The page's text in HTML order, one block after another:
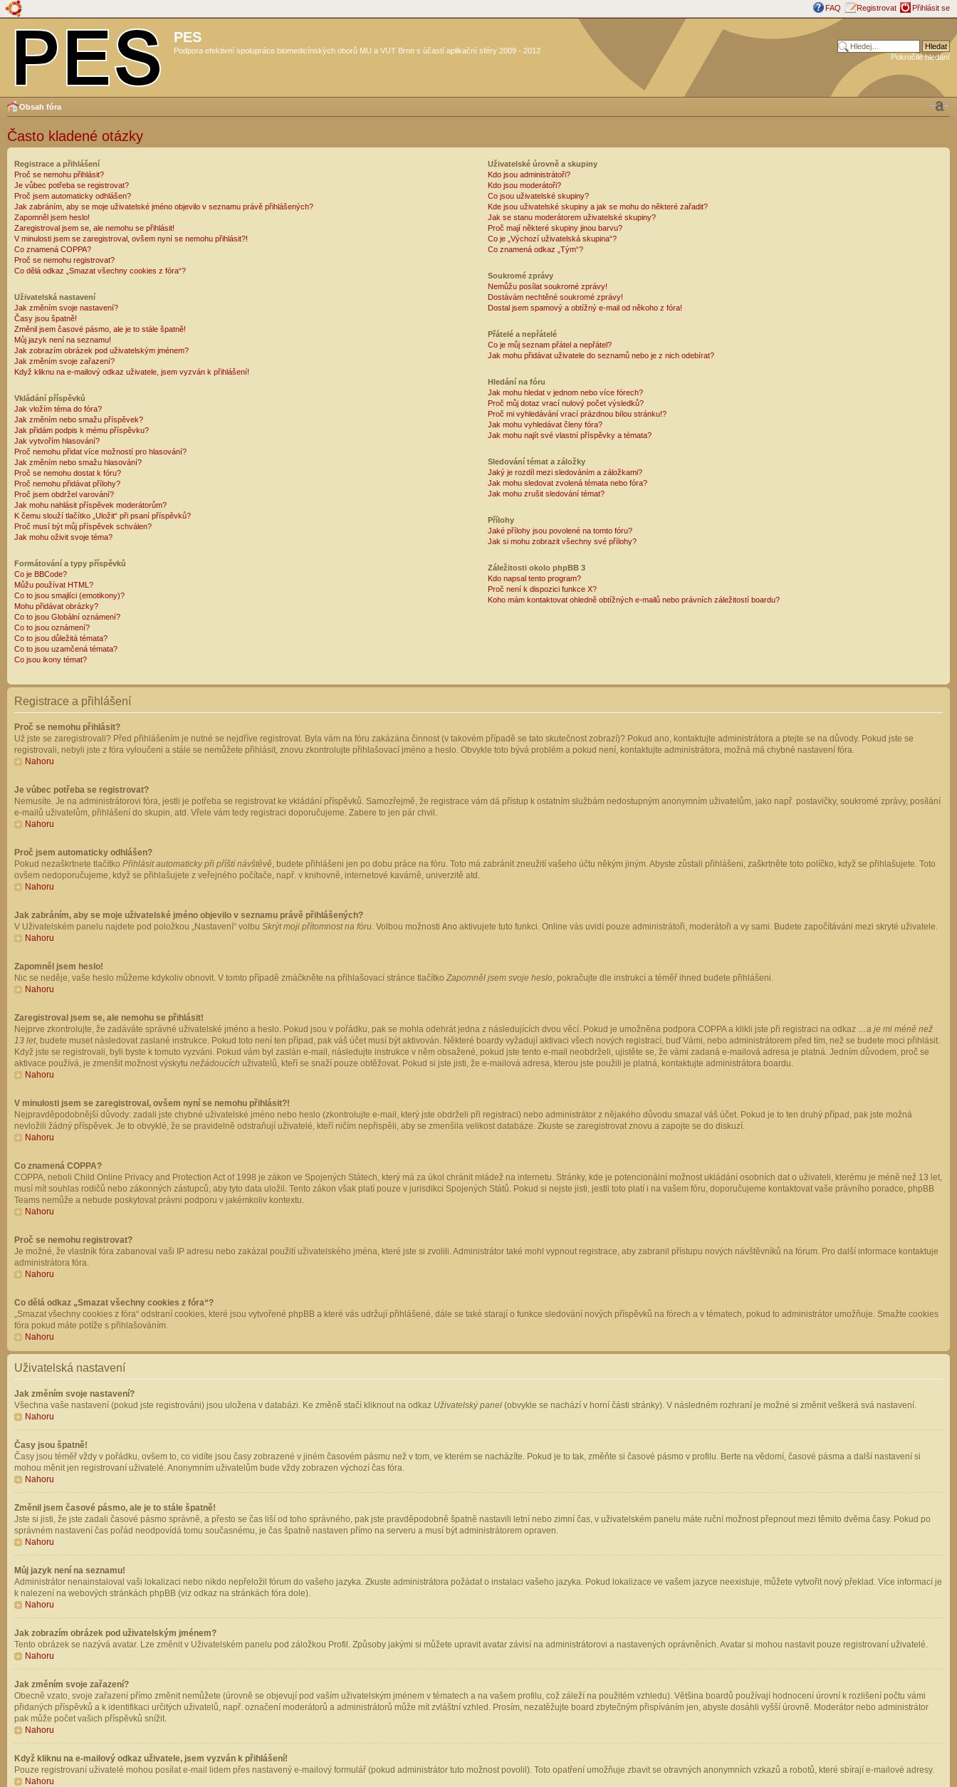
FAQ Registrovat Přihlásit se
PES
Podpora efektivní spolupráce biomedicínských oborů MU a VUT Brno s účastí aplikační sféry 2009 - 2012
Pokročilé hledání
Obsah fóra
Často kladené otázky
Registrace a přihlášení
Proč se nemohu přihlásit?
Je vůbec potřeba se registrovat?
Proč jsem automaticky odhlášen?
Jak zabráním, aby se moje uživatelské jméno objevilo v seznamu právě přihlášených?
Zapomněl jsem heslo!
Zaregistroval jsem se, ale nemohu se přihlásit!
V minulosti jsem se zaregistroval, ovšem nyní se nemohu přihlásit?!
Co znamená COPPA?
Proč se nemohu registrovat?
Co dělá odkaz „Smazat všechny cookies z fóra“?
Uživatelská nastavení
Jak změním svoje nastavení?
Časy jsou špatně!
Změnil jsem časové pásmo, ale je to stále špatně!
Můj jazyk není na seznamu!
Jak zobrazím obrázek pod uživatelským jménem?
Jak změním svoje zařazení?
Když kliknu na e-mailový odkaz uživatele, jsem vyzván k přihlášení!
Vkládání příspěvků
Jak vložím téma do fóra?
Jak změním nebo smažu příspěvek?
Jak přidám podpis k mému příspěvku?
Jak vytvořím hlasování?
Proč nemohu přidat více možností pro hlasování?
Jak změním nebo smažu hlasování?
Proč se nemohu dostat k fóru?
Proč nemohu přidávat přílohy?
Proč jsem obdržel varování?
Jak mohu nahlásit příspěvek moderátorům?
K čemu slouží tlačítko „Uložit“ při psaní příspěvků?
Proč musí být můj příspěvek schválen?
Jak mohu oživit svoje téma?
Formátování a typy příspěvků
Co je BBCode?
Můžu používat HTML?
Co to jsou smajlíci (emotikony)?
Mohu přidávat obrázky?
Co to jsou Globální oznámení?
Co to jsou oznámení?
Co to jsou důležitá témata?
Co to jsou uzamčená témata?
Co jsou ikony témat?
Uživatelské úrovně a skupiny
Kdo jsou administrátoři?
Kdo jsou moderátoři?
Co jsou uživatelské skupiny?
Kde jsou uživatelské skupiny a jak se mohu do některé zařadit?
Jak se stanu moderátorem uživatelské skupiny?
Proč mají některé skupiny jinou barvu?
Co je „Výchozí uživatelská skupina“?
Co znamená odkaz „Tým“?
Soukromé zprávy
Nemůžu posílat soukromé zprávy!
Dostávám nechtěné soukromé zprávy!
Dostal jsem spamový a obtížný e-mail od někoho z fóra!
Přátelé a nepřátelé
Co je můj seznam přátel a nepřátel?
Jak mohu přidávat uživatele do seznamů nebo je z nich odebírat?
Hledání na fóru
Jak mohu hledat v jednom nebo více fórech?
Proč můj dotaz vrací nulový počet výsledků?
Proč mi vyhledávání vrací prázdnou bílou stránku!?
Jak mohu vyhledávat členy fóra?
Jak mohu najít své vlastní příspěvky a témata?
Sledování témat a záložky
Jaký je rozdíl mezi sledováním a záložkami?
Jak mohu sledovat zvolená témata nebo fóra?
Jak mohu zrušit sledování témat?
Přílohy
Jaké přílohy jsou povolené na tomto fóru?
Jak si mohu zobrazit všechny své přílohy?
Záležitosti okolo phpBB 3
Kdo napsal tento program?
Proč není k dispozici funkce X?
Koho mám kontaktovat ohledně obtížných e-mailů nebo právních záležitostí boardu?
Registrace a přihlášení
Proč se nemohu přihlásit?
Už jste se zaregistrovali? Před přihlášením je nutné se nejdříve registrovat. Byla vám na fóru zakázána činnost (v takovém případě se tato skutečnost zobrazí)? Pokud ano, kontaktujte administrátora a ptejte se na důvody. Pokud jste se
registrovali, nebyli jste z fóra vyloučeni a stále se nemůžete přihlásit, znovu zkontrolujte přihlašovací jméno a heslo. Obvykle toto bývá problém a pokud není, kontaktujte administrátora, možná má chybné nastavení fóra.
Nahoru
Je vůbec potřeba se registrovat?
Nemusíte. Je na administrátorovi fóra, jestli je potřeba se registrovat ke vkládání příspěvků. Samozřejmě, že registrace vám dá přístup k ostatním službám nedostupným anonymním uživatelům, jako např. postavičky, soukromé zprávy, posílání
e-mailů uživatelům, přihlášení do skupin, atd. Vřele vám tedy registraci doporučujeme. Zabere to jen pár chvil.
Nahoru
Proč jsem automaticky odhlášen?
Pokud nezaškrtnete tlačítko Přihlásit automaticky při příští návštěvě, budete přihlášeni jen po dobu práce na fóru. Toto má zabránit zneužití vašeho účtu někým jiným. Abyste zůstali přihlášeni, zaškrtněte toto políčko, když se přihlašujete. Toto
ovšem nedoporučujeme, když se přihlašujete z veřejného počítače, např. v knihovně, internetové kavárně, univerzitě atd.
Nahoru
Jak zabráním, aby se moje uživatelské jméno objevilo v seznamu právě přihlášených?
V Uživatelském panelu najdete pod položkou „Nastavení“ volbu Skrýt moji přítomnost na fóru. Volbou možnosti Ano aktivujete tuto funkci. Online vás uvidí pouze administrátoři, moderátoři a vy sami. Budete započítáváni mezi skryté uživatele.
Nahoru
Zapomněl jsem heslo!
Nic se neděje, vaše heslo můžeme kdykoliv obnovit. V tomto případě zmáčkněte na přihlašovací stránce tlačítko Zapomněl jsem svoje heslo, pokračujte dle instrukcí a téměř ihned budete přihlášeni.
Nahoru
Zaregistroval jsem se, ale nemohu se přihlásit!
Nejprve zkontrolujte, že zadáváte správné uživatelské jméno a heslo. Pokud jsou v pořádku, pak se mohla odehrát jedna z následujících dvou věcí. Pokud je umožněna podpora COPPA a klikli jste při registraci na odkaz …a je mi méně než
13 let, budete muset následovat zaslané instrukce. Pokud toto není ten případ, pak váš účet musí být aktivován. Některé boardy vyžadují aktivaci všech nových registrací, buď Vámi, nebo administrátorem před tím, než se budete moci přihlásit.
Když jste se registrovali, byli byste k tomuto vyzváni. Pokud vám byl zaslán e-mail, následujte instrukce v něm obsažené, pokud jste tento e-mail neobdrželi, ujistěte se, že vámi zadaná e-mailová adresa je platná. Jedním důvodem, proč se
aktivace používá, je zmenšit možnost výskytu nežádoucích uživatelů, kteří se snaží pouze obtěžovat. Pokud si jste jisti, že e-mailová adresa, kterou jste použili je platná, kontaktujte administrátora boardu.
Nahoru
V minulosti jsem se zaregistroval, ovšem nyní se nemohu přihlásit?!
Nejpravděpodobnější důvody: zadali jste chybné uživatelské jméno nebo heslo (zkontrolujte e-mail, který jste obdrželi při registraci) nebo administrátor z nějakého důvodu smazal váš účet. Pokud je to ten druhý případ, pak jste možná
nevložili žádný příspěvek. Je to obvyklé, že se pravidelně odstraňují uživatelé, kteří ničím nepřispěli, aby se zmenšila velikost databáze. Zkuste se zaregistrovat znovu a zapojte se do diskuzí.
Nahoru
Co znamená COPPA?
COPPA, neboli Child Online Privacy and Protection Act of 1998 je zákon ve Spojených Státech, který má za úkol chránit mládež na internetu. Stránky, kde je potencionální možnost ukládání osobních dat o uživateli, kterému je méně než 13 let,
musí mít souhlas rodičů nebo zákonných zástupců, aby tyto data uložil. Tento zákon však platí pouze v jurisdikci Spojených Států. Pokud si nejste jisti, jestli toto platí i na vašem fóru, doporučujeme kontaktovat vaše právního poradce, phpBB
Teams nemůže a nebude poskytovat právni podporu v jakémkoliv kontextu.
Nahoru
Proč se nemohu registrovat?
Je možné, že vlastník fóra zabanoval vaši IP adresu nebo zakázal použití uživatelského jména, které jste si zvolili. Administrátor také mohl vypnout registrace, aby zabranil přístupu nových návštěvníků na fórum. Pro další informace kontaktuje
administrátora fóra.
Nahoru
Co dělá odkaz „Smazat všechny cookies z fóra“?
„Smazat všechny cookies z fóra“ odstraní cookies, které jsou vytvořené phpBB a které vás udržují přihlášené, dále se také starají o funkce sledování nových příspěvků na fórech a v tématech, pokud to administrátor umožňuje. Smažte cookies
fóra pokud máte potíže s přihlašováním.
Nahoru
Uživatelská nastavení
Jak změním svoje nastavení?
Všechna vaše nastavení (pokud jste registrováni) jsou uložena v databázi. Ke změně stačí kliknout na odkaz Uživatelský panel (obvykle se nachází v horní části stránky). V následném rozhraní je možné si změnit veškerá svá nastavení.
Nahoru
Časy jsou špatně!
Časy jsou téměř vždy v pořádku, ovšem to, co vidíte jsou časy zobrazené v jiném časovém pásmu než v tom, ve kterém se nacházíte. Pokud je to tak, změňte si časové pásmo v profilu. Berte na vědomí, časové pásma a další nastavení si
mohou měnit jen registrovaní uživatelé. Anonymním uživatelům bude vždy zobrazen výchozí čas fóra.
Nahoru
Změnil jsem časové pásmo, ale je to stále špatně!
Jste si jisti, že jste zadali časové pásmo správně, a přesto se čas liší od toho správného, pak jste pravděpodobně špatně nastavili letní nebo zimní čas, v uživatelském panelu máte ruční možnost přepnout mezi těmito dvěma časy. Pokud po
správném nastavení čas pořád neodpovídá tomu současnému, je čas špatně nastaven přímo na serveru a musí být administrátorem opraven.
Nahoru
Můj jazyk není na seznamu!
Administrátor nenainstaloval vaši lokalizaci nebo nikdo nepřeložil fórum do vašeho jazyka. Zkuste administrátora požádat o instalaci vašeho jazyka. Pokud lokalizace ve vašem jazyce neexistuje, můžete vytvořit nový překlad. Více informací je
k nalezení na webových stránkách phpBB (viz odkaz na stránkách fóra dole).
Nahoru
Jak zobrazím obrázek pod uživatelským jménem?
Tento obrázek se nazývá avatar. Lze změnit v Uživatelském panelu pod záložkou Profil. Způsoby jakými si můžete upravit avatar závisí na administrátorovi a nastavených oprávněních. Avatar si mohou nastavit pouze registrovaní uživatelé.
Nahoru
Jak změním svoje zařazení?
Obecně vzato, svoje zařazení přímo změnit nemůžete (úrovně se objevují pod vaším uživatelským jménem v tématech a na vašem profilu, což záleží na použitém vzhledu). Většina boardů používají hodnocení úrovní k rozlišení počtu vámi
přidaných příspěvků a k identifikaci určitých uživatelů, např. označení moderátorů a administrátorů může mít zvláštní vzhled. Prosím, nezatěžujte board zbytečným přispíváním jen, abyste dosáhli vyšší úrovně. Moderátor nebo administrátor
pak může počet vašich příspěvků snížit.
Nahoru
Když kliknu na e-mailový odkaz uživatele, jsem vyzván k přihlášení!
Pouze registrovaní uživatelé mohou posílat e-mail lidem přes nastavený e-mailový formulář (pokud administrátor tuto možnost povolil). Toto opatření umožňuje zbavit se otravných anonymních vzkazů a robotů, které sbírají e-mailové adresy.
Nahoru